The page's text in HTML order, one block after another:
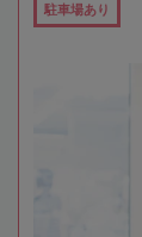
駐車場あり